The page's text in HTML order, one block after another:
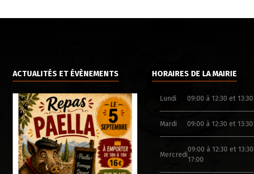
ACTUALITÉS ET ÉVÈNEMENTS HORAIRES DE LA MAIRIE
Lundi 09:00 à 12:30 et
Mardi 09:00 à 12:30 et
Mercredi
09:00 à 12:30 et
17:00